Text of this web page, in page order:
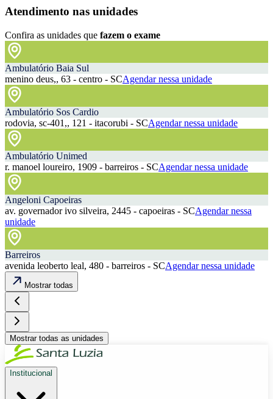
Atendimento nas unidades
Confira as unidades que fazem o exame
Ambulatório Baia Sul
menino deus,, 63 - centro - SCAgendar nessa unidade
Ambulatório Sos Cardio
rodovia, sc-401,, 121 - itacorubi - SCAgendar nessa unidade
Ambulatório Unimed
r. manoel loureiro, 1909 - barreiros - SCAgendar nessa unidade
Angeloni Capoeiras
av. governador ivo silveira, 2445 - capoeiras - SCAgendar nessa
unidade
Barreiros
avenida leoberto leal, 480 - barreiros - SCAgendar nessa unidade
Mostrar todas
Mostrar todas as unidades
Institucional